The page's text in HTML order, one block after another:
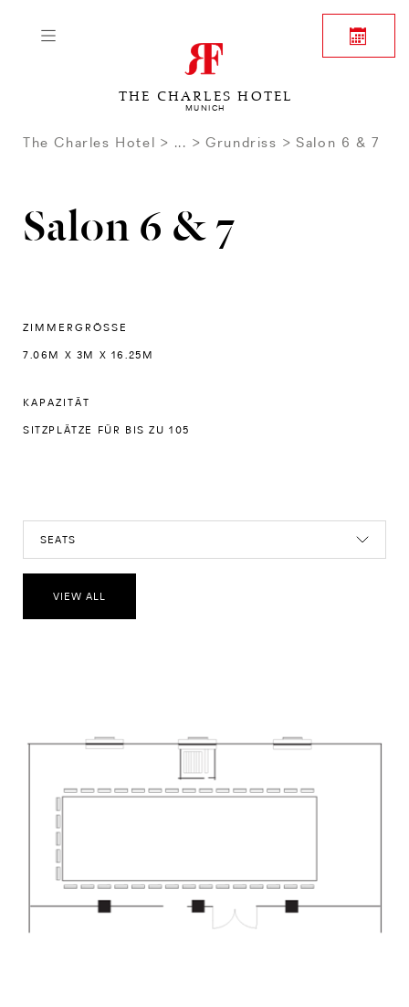
THE CHARLES HOTEL
MUNICH
The Charles Hotel ... Grundriss Salon 6 & 7
Salon 6 & 7
ZIMMERGRÖSSE
7.06M X 3M X 16.25M
KAPAZITÄT
SITZPLÄTZE FÜR BIS ZU 105
SEATS
VIEW ALL